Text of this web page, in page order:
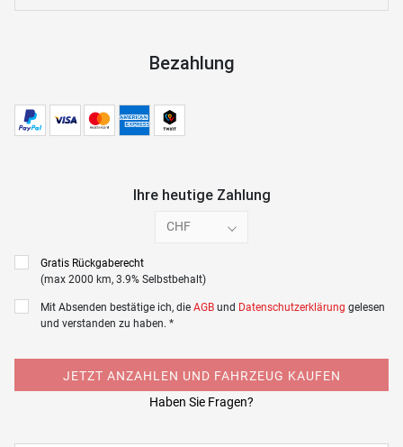
Bezahlung
Ihre heutige Zahlung
CHF
Gratis Rückgaberecht
(max 2000 km, 3.9% Selbstbehalt)
Mit Absenden bestätige ich, die AGB und Datenschutzerklärung gelesen
und verstanden zu haben. *
JETZT ANZAHLEN UND FAHRZEUG KAUFEN
Haben Sie Fragen?